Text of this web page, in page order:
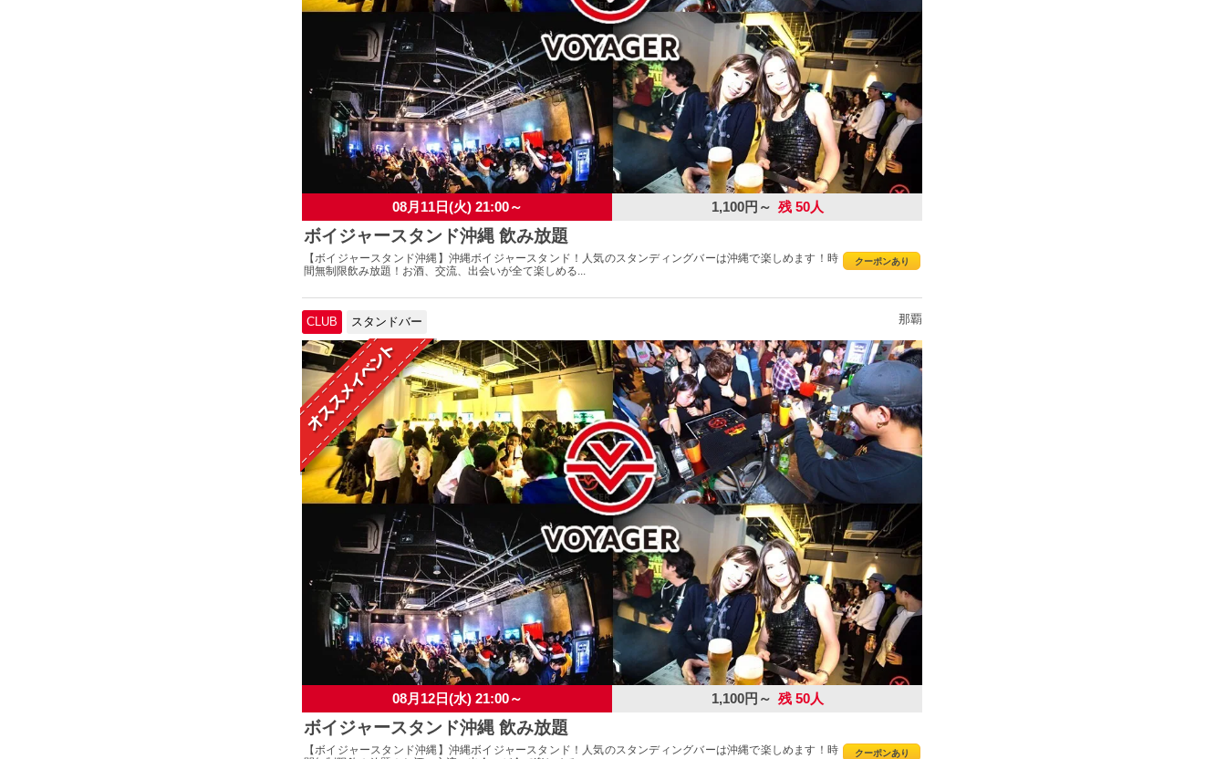
08月11日(火) 21:00～ 1,100円～ 残 50人
ボイジャースタンド沖縄 飲み放題
クーポンあり
【ボイジャースタンド沖縄】沖縄ボイジャースタンド！人気のスタンディングバーは沖縄で楽しめます！時
間無制限飲み放題！お酒、交流、出会いが全て楽しめる...
CLUB スタンドバー 那覇
08月12日(水) 21:00～ 1,100円～ 残 50人
ボイジャースタンド沖縄 飲み放題
クーポンあり
【ボイジャースタンド沖縄】沖縄ボイジャースタンド！人気のスタンディングバーは沖縄で楽しめます！時